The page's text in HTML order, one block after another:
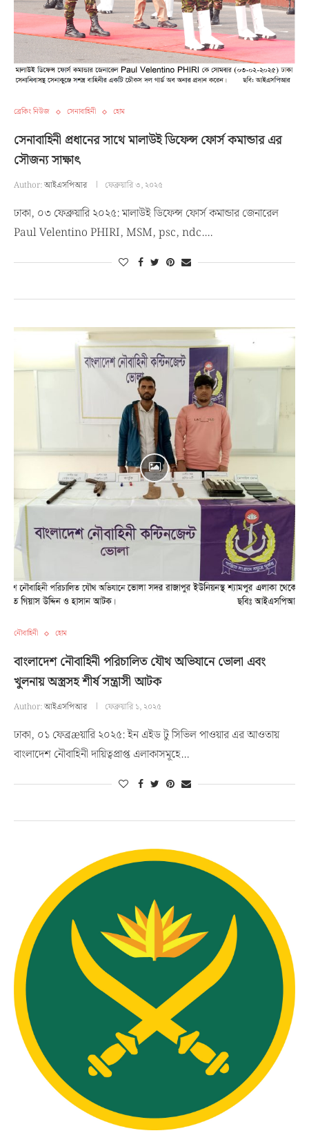
ব্রেকিং নিউজ সেনাবাহিনী হোম
সেনাবাহিনী প্রধানের সাথে মালাউই ডিফেন্স ফোর্স কমান্ডার এর
সৌজন্য সাক্ষাৎ
Author:আইএসপিআর ফেব্রুয়ারি ৩, ২০২৫
ঢাকা, ০৩ ফেব্রুয়ারি ২০২৫: মালাউই ডিফেন্স ফোর্স কমান্ডার জেনারেল
Paul Velentino PHIRI, MSM, psc, ndc.…
নৌবাহিনী হোম
বাংলাদেশ নৌবাহিনী পরিচালিত যৌথ অভিযানে ভোলা এবং
খুলনায় অস্ত্রসহ শীর্ষ সন্ত্রাসী আটক
Author:আইএসপিআর ফেব্রুয়ারি ১, ২০২৫
ঢাকা, ০১ ফেব্রæয়ারি ২০২৫: ইন এইড টু সিভিল পাওয়ার এর আওতায়
বাংলাদেশ নৌবাহিনী দায়িত্বপ্রাপ্ত এলাকাসমূহে…